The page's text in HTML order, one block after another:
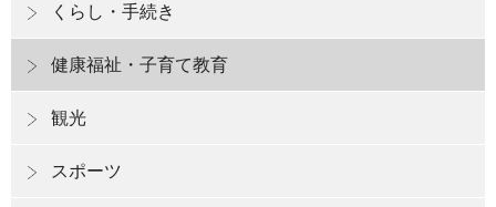
くらし・手続き
健康福祉・子育て教育
観光
スポーツ